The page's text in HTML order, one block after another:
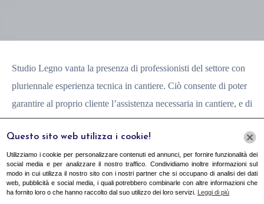
Studio Legno vanta la presenza di professionisti del settore con
pluriennale esperienza tecnica in cantiere. Ciò consente di poter
garantire al proprio cliente l’assistenza necessaria in cantiere, e di
partecipare costantemente ed attivamente a tutti gli step
indispensabili e relativi ai lavori di rilievo e di posa in opera delle
strutture progettate.. Grazie all’assistenza in cantiere durante i
momenti di rilievo e posa in opera, lo studio fornisce assistenza
anche nel momento in cui si rende necessario, per far
Questo sito web utilizza i cookie!
Utilizziamo i cookie per personalizzare contenuti ed annunci, per fornire funzionalità dei
social media e per analizzare il nostro traffico. Condividiamo inoltre informazioni sul
modo in cui utilizza il nostro sito con i nostri partner che si occupano di analisi dei dati
web, pubblicità e social media, i quali potrebbero combinarle con altre informazioni che
ha fornito loro o che hanno raccolto dal suo utilizzo dei loro servizi. Leggi di più